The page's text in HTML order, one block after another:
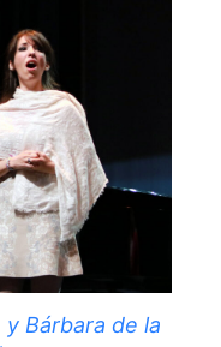
Bárbara de la